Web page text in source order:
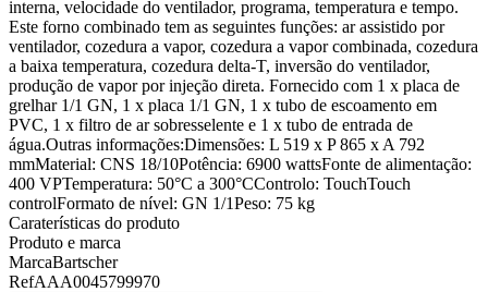
interna, velocidade do ventilador, programa, temperatura e tempo.
Este forno combinado tem as seguintes funções: ar assistido por
ventilador, cozedura a vapor, cozedura a vapor combinada, cozedura
a baixa temperatura, cozedura delta-T, inversão do ventilador,
produção de vapor por injeção direta. Fornecido com 1 x placa de
grelhar 1/1 GN, 1 x placa 1/1 GN, 1 x tubo de escoamento em
PVC, 1 x filtro de ar sobresselente e 1 x tubo de entrada de
água.Outras informações:Dimensões: L 519 x P 865 x A 792
mmMaterial: CNS 18/10Potência: 6900 wattsFonte de alimentação:
400 VPTemperatura: 50°C a 300°CControlo: TouchTouch
controlFormato de nível: GN 1/1Peso: 75 kg
Caraterísticas do produto
Produto e marca
MarcaBartscher
RefAAA0045799970